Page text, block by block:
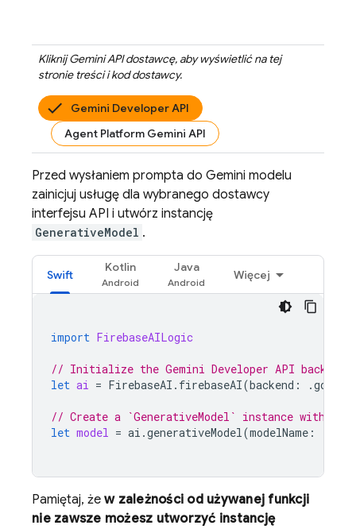
KliknijGemini APIdostawcę, aby wyświetlić na tej
stronie treści i kod dostawcy.
Gemini Developer API
Agent Platform Gemini API
Przed wysłaniem prompta do Gemini modelu
zainicjuj usługę dla wybranego dostawcy
interfejsu API i utwórz instancję
GenerativeModel .
Swift
Kotlin Java
Więcej
import FirebaseAILogic
// Initialize the Gemini Developer API backend
let ai = FirebaseAI . firebaseAI(backend : .
// Create a `GenerativeModel` instance with a
let model = ai .generativeModel(modelName :
Pamiętaj, że w zależności od używanej funkcji
nie zawsze możesz utworzyć instancję